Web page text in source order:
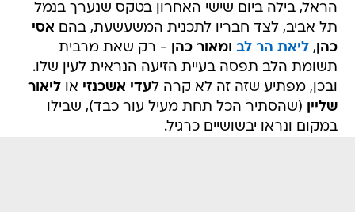
הראל, בילה ביום שישי האחרון בטקס שנערך בנמל
תל אביב, לצד חבריו לתכנית המשעשעת, בהם אסי
כהן,ליאת הר לב ומאור כהן - רק שאת מרבית
תשומת הלב תפסה בעיית הזיעה הנראית לעין שלו.
ובכן, מפתיע שזה זה לא קרה לעדי אשכנזי אוליאור
שליין (שהסתיר הכל תחת מעיל עור כבד), שבילו
במקום ונראו יבשושיים כרגיל.